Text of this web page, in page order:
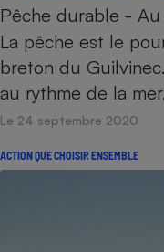
Pêche durable -
La pêche est le
breton du
au rythme de la
Le 24 septembre 2020
ACTION QUE CHOISIR ENSEMBLE